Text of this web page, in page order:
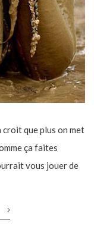
croit que plus on met
ça faites
vous jouer de